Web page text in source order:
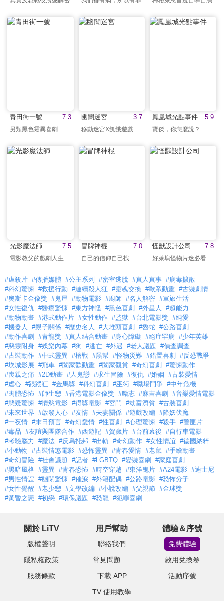
7.3
青田街一號
另類黑色靈異喜劇
3.7
幽闇迷宮
移動迷宮X飢餓遊戲
5.9
鳳凰城光點事件
寶傑，你怎麼說？
7.5
光影魔法師
電影教父的戲劇人生
7.0
冒牌神棍
自己的信仰自己找
7.8
怪獸設計公司
好萊塢怪物片迷必看
#虐殺片 #傳播媒體 #公主系列 #密室逃脫 #真人真事 #病毒擴散
#科幻驚悚 #救援行動 #連續殺人狂 #靈魂交換 #歐系動畫 #古裝劇情
#奧斯卡金像獎 #鬼屋 #動物電影 #廚師 #名人解密 #軍旅生活
#女性復仇 #醫療驚悚 #東方神怪 #黑色喜劇 #外星人
#超能力
#動物動畫 #港式動作片 #女性動作 #監獄 #台北電影獎 #純愛
#機器人
#親子關係 #歷史名人 #大堆頭喜劇 #魯蛇 #公路喜劇
#動作喜劇 #青龍獎 #真人結合動畫 #身心障礙 #絕症罕病 #少年英雄
#惡靈附身 #娛樂內幕 #狗 #逃亡 #外遇 #老人議題
#偵查調查
#古裝動作 #中式靈異 #槍戰 #黑幫 #怪物災難 #錯置喜劇 #反恐戰爭
#坎城影展 #飛車 #闔家歡動畫 #闔家觀賞 #奇幻喜劇 #驚悚動作
#喪親之痛 #2D動畫 #人鬼戀 #求生冒險 #復仇 #婚姻 #古裝愛情
#虐心 #跟蹤狂 #金馬獎 #科幻喜劇 #巫術 #職場鬥爭 #中年危機
#肉體恐怖 #師生戀 #香港電影金像獎 #勵志 #麻吉喜劇 #音樂愛情電影
#懸疑驚悚 #情慾電影 #得獎電影 #宮鬥 #劫富濟貧 #古裝喜劇
#未來世界 #啟發人心 #友情 #夫妻關係 #遊戲改編 #降妖伏魔
#一夜情 #末日預言 #奇幻愛情 #性喜劇 #心理驚悚 #殺手 #警匪片
#毒品 #友誼與團隊合作 #西遊記 #賀歲片 #台前幕後 #自行車電影
#考驗腦力
#魔法 #反烏托邦 #出軌 #奇幻動作 #女性情誼 #德國納粹
#小動物 #古裝情慾電影 #恐怖靈異 #青春愛情 #老鼠 #手繪動畫
#奇幻冒險 #社會議題 #記者 #LGBTQ #變裝喜劇 #家庭喜劇
#黑暗風格 #靈異 #青春恐怖 #時空穿越 #東洋鬼片 #A24電影 #迪士尼
#男性情誼 #幽閉驚悚 #催淚 #外籍配偶 #公路電影 #恐怖分子
#女性覺醒 #老少戀 #文學改編 #小說改編 #父親節 #金球獎
#黃昏之戀 #初戀 #環保議題 #恐龍 #犯罪喜劇
關於 LiTV
版權聲明
隱私權政策
服務條款
用戶幫助
聯絡我們
常見問題
下載 APP
TV 使用教學
體驗＆序號
免費體驗
啟用兌換卷
活動序號